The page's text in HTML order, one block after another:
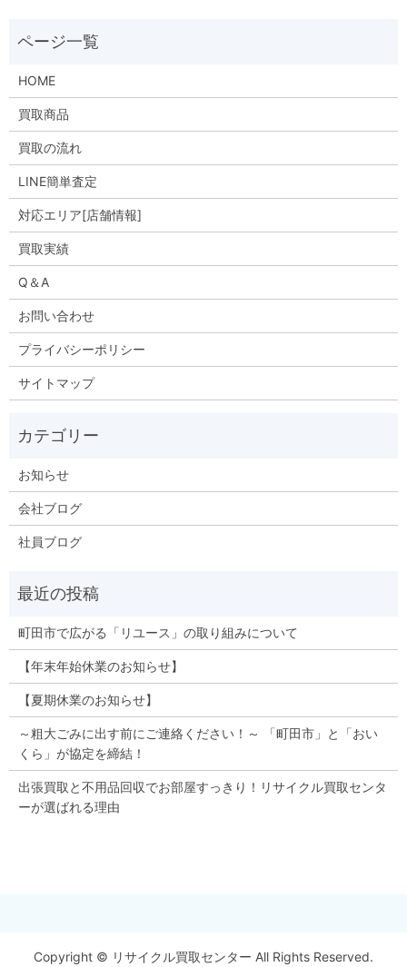
HOME
買取商品
買取の流れ
LINE簡単査定
対応エリア[店舗情報]
買取実績
Q＆A
お問い合わせ
プライバシーポリシー
サイトマップ
お知らせ
会社ブログ
社員ブログ
町田市で広がる「リユース」の取り組みについて
【年末年始休業のお知らせ】
【夏期休業のお知らせ】
～粗大ごみに出す前にご連絡ください！～ 「町田市」と「おい
くら」が協定を締結！
出張買取と不用品回収でお部屋すっきり！リサイクル買取センタ
ーが選ばれる理由
Copyright © リサイクル買取センター All Rights Reserved.